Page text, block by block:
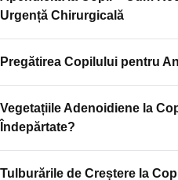
Urgență Chirurgicală
Pregătirea Copilului pentru
Vegetațiile Adenoidiene la
Îndepărtate?
Tulburările de Creștere la